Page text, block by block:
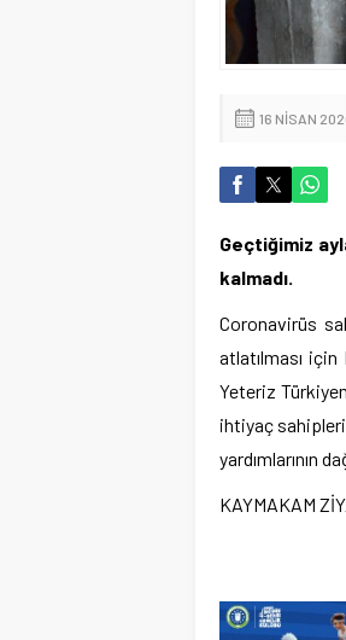
16 NISAN
Geçtiğimiz
kalmadı.
Coronavirüs
atlatılması için
Yeteriz
ihtiyaç
yardımlarının
KAYMAKAM